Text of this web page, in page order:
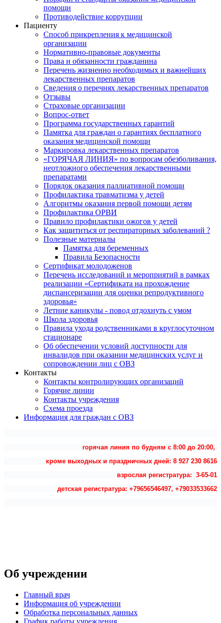
помощи
Противодействие коррупции
Пациенту
Способ прикрепления к медицинской
организации
Нормативно-правовые документы
Права и обязанности гражданина
Перечень жизненно необходимых и важнейших
лекарственных препаратов
Сведения о перечнях лекарственных препаратов
Отзывы
Страховые организации
Вопрос-ответ
Программа государственных гарантий
Памятка для граждан о гарантиях бесплатного
оказания медицинской помощи
Маркировка лекарственных препаратов
«ГОРЯЧАЯ ЛИНИЯ» по вопросам обезболивания,
неотложного обеспечения лекарственными
препаратами
Порядок оказания паллиативной помощи
Профилактика травматизма у детей
Алгоритмы оказания первой помощи детям
Профилактика ОРВИ
Правило профилактики ожогов у детей
Как защититься от респираторных заболеваний ?
Полезные материалы
Памятка для беременных
Правила Безопасности
Сертификат молодоженов
Перечень исследований и мероприятий в рамках
реализации «Сертификата на прохождение
диспансеризации для оценки репродуктивного
здоровья»
Летние каникулы - повод отдохнуть с умом
Школа здоровья
Правила ухода родственниками в круглосуточном
стационаре
Об обеспечении условий доступности для
инвалидов при оказании медицинских услуг и
сопровождении лиц с ОВЗ
Контакты
Контакты контролирующих организаций
Горячие линии
Контакты учреждения
Схема проезда
Информация для граждан с ОВЗ
горячая линия по будням с 8:00 до 20:00,
кроме выходных и праздничных дней: 8 927 230 8616
взрослая регистратура: 3-65-01
детская регистратура: +79656546497, +79033533662
Об учреждении
Главный врач
Информация об учреждении
Обработка персональных данных
График работы учреждения